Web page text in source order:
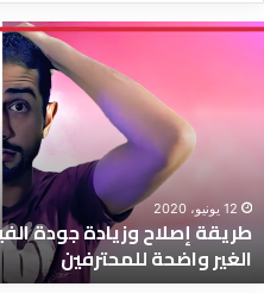
طريقة
القديمة
والسيئة
الغير
واضحة
12 يونيو، 2020
طريقة إصلاح وزيادة جودة
الغير واضحة للمحترفين